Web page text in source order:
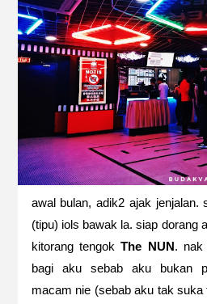
awal bulan, adik2 ajak jenjalan.
(tipu) iols bawak la. siap dorang
kitorang tengokThe NUN. nak
bagi aku sebab aku bukan
macam nie (sebab aku tak suka